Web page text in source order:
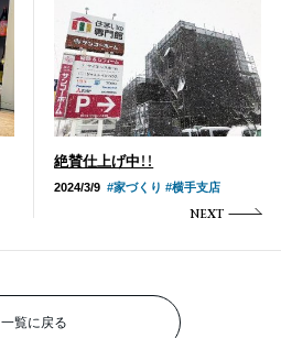
絶賛仕上げ中！！
2024/3/9 #家づくり #横手支店
NEXT
一覧に戻る